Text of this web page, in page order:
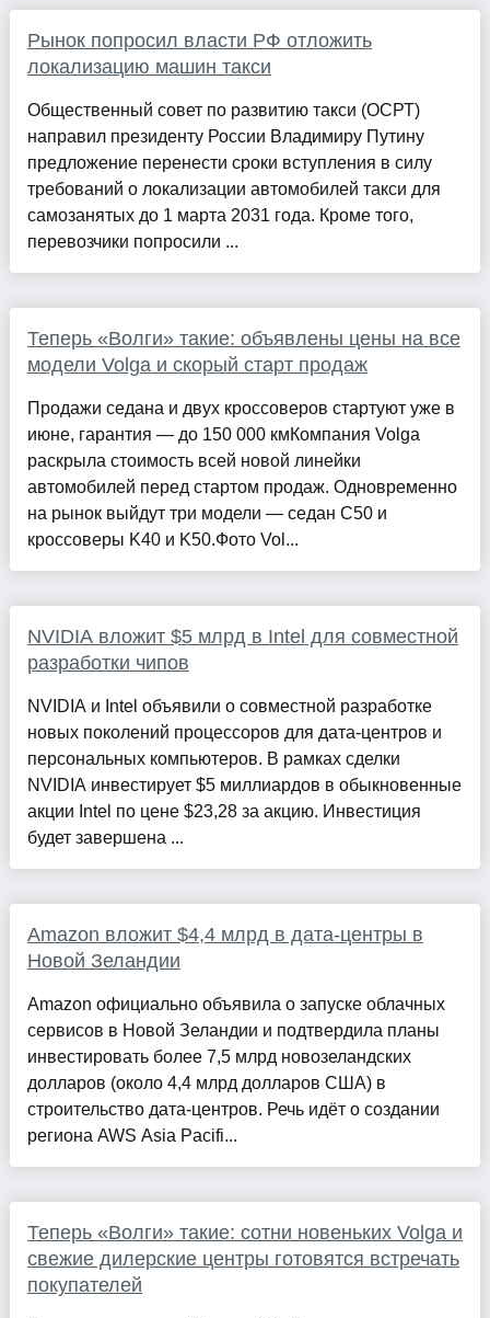
Рынок попросил власти РФ отложить
локализацию машин такси
Общественный совет по развитию такси (ОСРТ)
направил президенту России Владимиру Путину
предложение перенести сроки вступления в силу
требований о локализации автомобилей такси для
самозанятых до 1 марта 2031 года. Кроме того,
перевозчики попросили ...
Теперь «Волги» такие: объявлены цены на все
модели Volga и скорый старт продаж
Продажи седана и двух кроссоверов стартуют уже в
июне, гарантия — до 150 000 кмКомпания Volga
раскрыла стоимость всей новой линейки
автомобилей перед стартом продаж. Одновременно
на рынок выйдут три модели — седан C50 и
кроссоверы K40 и K50.Фото Vol...
NVIDIA вложит $5 млрд в Intel для совместной
разработки чипов
NVIDIA и Intel объявили о совместной разработке
новых поколений процессоров для дата-центров и
персональных компьютеров. В рамках сделки
NVIDIA инвестирует $5 миллиардов в обыкновенные
акции Intel по цене $23,28 за акцию. Инвестиция
будет завершена ...
Amazon вложит $4,4 млрд в дата-центры в
Новой Зеландии
Amazon официально объявила о запуске облачных
сервисов в Новой Зеландии и подтвердила планы
инвестировать более 7,5 млрд новозеландских
долларов (около 4,4 млрд долларов США) в
строительство дата-центров. Речь идёт о создании
региона AWS Asia Pacifi...
Теперь «Волги» такие: сотни новеньких Volga и
свежие дилерские центры готовятся встречать
покупателей